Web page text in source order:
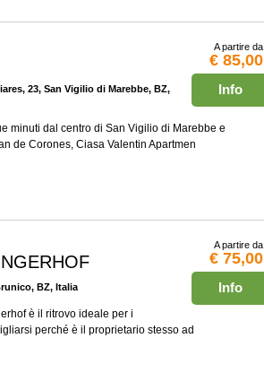
A partire da
€ 85,00
Info
23, San Vigilio di Marebbe, BZ,
minuti dal centro di San Vigilio di Marebbe e
de Corones, Ciasa Valentin Apartmen
A partire da
€ 75,00
Info
BZ, Italia
è il ritrovo ideale per i
perché è il proprietario stesso ad